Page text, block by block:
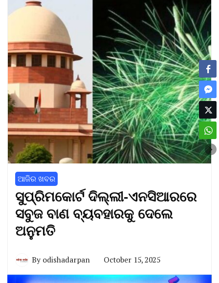
ଆଜିର ଖବର
ସୁପ୍ରିମକୋର୍ଟ ଦିଲ୍ଲୀ-ଏନସିଆରରେ
ସବୁଜ ବାଣ ବ୍ୟବହାରକୁ ଦେଲେ
ଅନୁମତି
By odishadarpan October 15, 2025